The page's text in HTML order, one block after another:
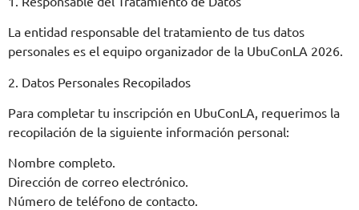
La entidad responsable del tratamiento de tus datos
personales es el equipo organizador de la UbuConLA 2026.
2. Datos Personales Recopilados
Para completar tu inscripción en UbuConLA, requerimos la
recopilación de la siguiente información personal:
Nombre completo.
Dirección de correo electrónico.
Número de teléfono de contacto.